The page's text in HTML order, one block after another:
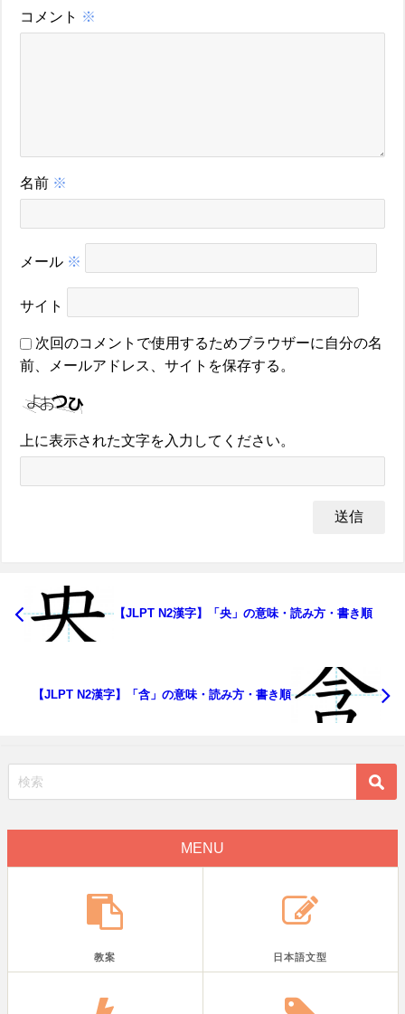
コメント ※
名前 ※
メール ※
サイト
次回のコメントで使用するためブラウザーに自分の名
前、メールアドレス、サイトを保存する。
上に表示された文字を入力してください。
【JLPT N2漢字】「央」の意味・読み方・書き順
【JLPT N2漢字】「含」の意味・読み方・書き順
MENU
教案 日本語文型